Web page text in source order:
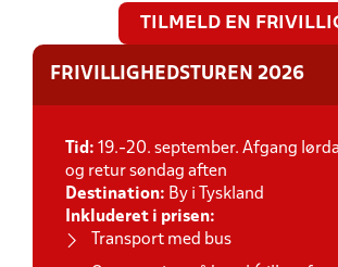
TILMELD EN
FRIVILLIGHEDSTUREN 2026
Tid:
19.-20. september. Afgang
og retur søndag aften
Destination: By i Tyskland
Inkluderet i prisen:
Transport med bus